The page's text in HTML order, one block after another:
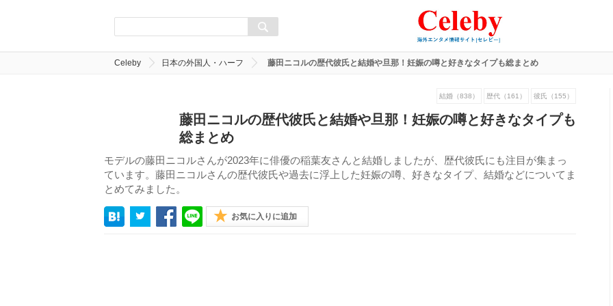
Celeby 日本の外国人・ハーフ 藤田ニコルの歴代彼氏と結婚や旦那！妊娠の噂と好きなタイプも総まとめ
結婚（838） 歴代（161） 彼氏（155）
藤田ニコルの歴代彼氏と結婚や旦那！妊娠の噂と好きなタイプも
総まとめ
モデルの藤田ニコルさんが2023年に俳優の稲葉友さんと結婚しましたが、歴代彼氏にも注目が集まっ
ています。藤田ニコルさんの歴代彼氏や過去に浮上した妊娠の噂、好きなタイプ、結婚などについてま
とめてみました。
お気に入りに追加